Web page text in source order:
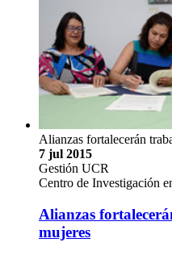
Alianzas fortalecerán
7 jul 2015
Gestión UCR
Centro de Investigación
Alianzas
mujeres